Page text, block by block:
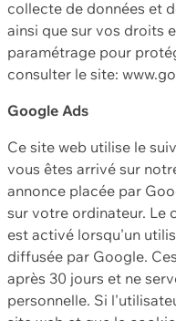
collecte de données et
ainsi que sur vos droits
paramétrage pour
consulter le site:
Google Ads
Ce site web utilise le
vous êtes arrivé sur
annonce placée par
sur votre ordinateur. Le
est activé lorsqu'un
diffusée par Google.
après 30 jours et ne
personnelle. Si